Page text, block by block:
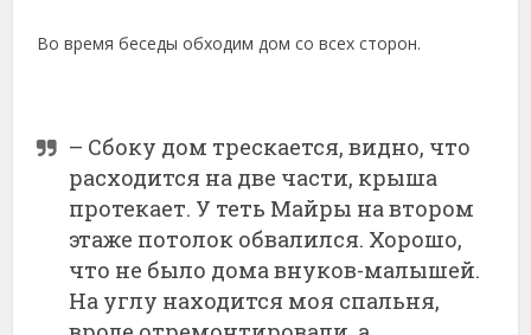
Во время беседы обходим дом со всех сторон.
– Сбоку дом трескается, видно, что
расходится на две части, крыша
протекает. У теть Майры на втором
этаже потолок обвалился. Хорошо,
что не было дома внуков-малышей.
На углу находится моя спальня,